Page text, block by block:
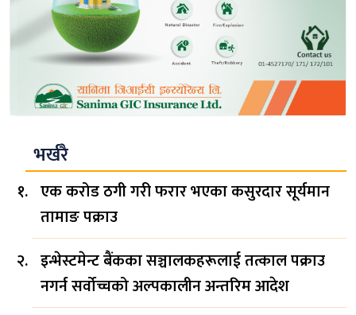
भर्खरै
एक करोड ठगी गरी फरार भएका कसुरदार सूर्यमान
तामाङ पक्राउ
इन्भेस्टमेन्ट बैंकका सञ्चालकहरूलाई तत्काल पक्राउ
नगर्न सर्वोच्चको अल्पकालीन अन्तरिम आदेश